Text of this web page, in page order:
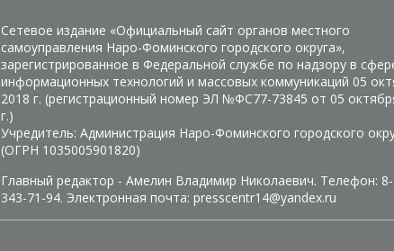
Сетевое издание «Официальный сайт органов местного
самоуправления Наро-Фоминского городского округа»,
зарегистрированное в Федеральной службе по надзору в
информационных технологий и массовых коммуникаций 05
2018 г. (регистрационный номер ЭЛ №ФС77-73845 от 05
г.)
Учредитель: Администрация Наро-Фоминского городского
(ОГРН 1035005901820)
Главный редактор - Амелин Владимир Николаевич. Телефон:
343-71-94. Электронная почта: presscentr14@yandex.ru